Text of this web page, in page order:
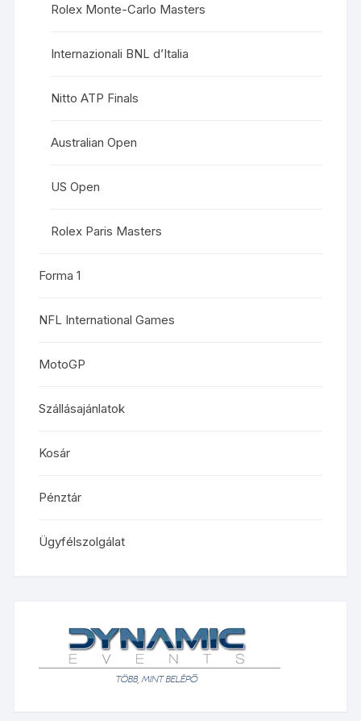
Rolex Monte-Carlo Masters
Internazionali BNL d’Italia
Nitto ATP Finals
Australian Open
US Open
Rolex Paris Masters
Forma 1
NFL International Games
MotoGP
Szállásajánlatok
Kosár
Pénztár
Ügyfélszolgálat